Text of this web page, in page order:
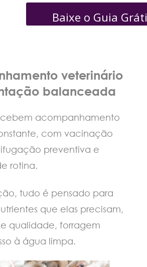
Baixe o Guia
veterinário
balanceada
acompanhamento
com vacinação
preventiva e
rotina.
tudo é pensado para
que elas precisam,
qualidade, forragem
à água limpa.